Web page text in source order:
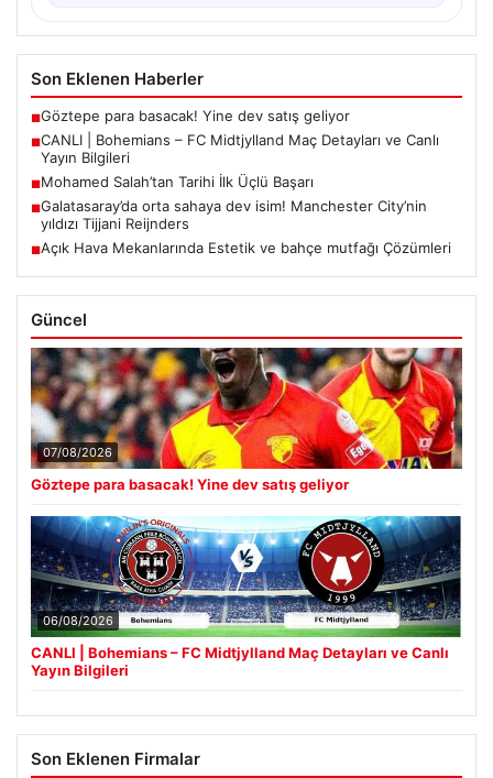
Son Eklenen Haberler
■Göztepe para basacak! Yine dev satış geliyor
■CANLI | Bohemians – FC Midtjylland Maç Detayları ve Canlı
Yayın Bilgileri
■Mohamed Salah’tan Tarihi İlk Üçlü Başarı
■Galatasaray’da orta sahaya dev isim! Manchester City’nin
yıldızı Tijjani Reijnders
■Açık Hava Mekanlarında Estetik ve bahçe mutfağı Çözümleri
Güncel
07/08/2026
Göztepe para basacak! Yine dev satış geliyor
06/08/2026
CANLI | Bohemians – FC Midtjylland Maç Detayları ve Canlı
Yayın Bilgileri
Son Eklenen Firmalar